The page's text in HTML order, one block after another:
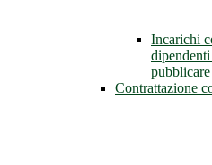
Incarichi
Contrattazione